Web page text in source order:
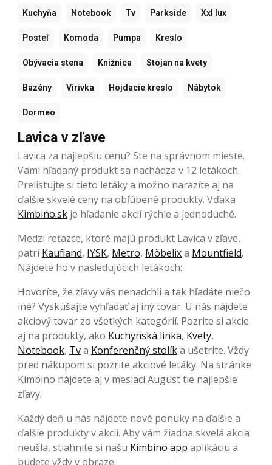
Kuchyňa Notebook Tv Parkside Xxl lux
Posteľ Komoda Pumpa Kreslo
Obývacia stena Knižnica Stojan na kvety
Bazény Vírivka Hojdacie kreslo Nábytok
Dormeo
Lavica v zľave
Lavica za najlepšiu cenu? Ste na správnom mieste.
Vami hľadaný produkt sa nachádza v 12 letákoch.
Prelistujte si tieto letáky a možno narazíte aj na
ďalšie skvelé ceny na obľúbené produkty. Vďaka
Kimbino.sk je hľadanie akcií rýchle a jednoduché.
Medzi reťazce, ktoré majú produkt Lavica v zľave,
patríKaufland, JYSK, Metro, Möbelixa Mountfield.
Nájdete ho v nasledujúcich letákoch:
Hovoríte, že zľavy vás nenadchli a tak hľadáte niečo
iné? Vyskúšajte vyhľadať aj iný tovar. U nás nájdete
akciový tovar zo všetkých kategórií. Pozrite si akcie
aj na produkty, ako Kuchynská linka, Kvety,
Notebook, Tva Konferenčný stolíka ušetrite. Vždy
pred nákupom si pozrite akciové letáky. Na stránke
Kimbino nájdete aj v mesiaci August tie najlepšie
zľavy.
Každý deň u nás nájdete nové ponuky na ďalšie a
ďalšie produkty v akcii. Aby vám žiadna skvelá akcia
neušla, stiahnite si našu Kimbino app aplikáciu a
budete vždy v obraze.